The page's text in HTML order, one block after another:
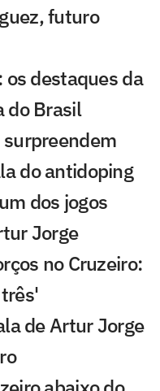
futuro
destaques da
do Brasil
surpreendem
do antidoping
dos jogos
Jorge
no Cruzeiro:
de Artur Jorge